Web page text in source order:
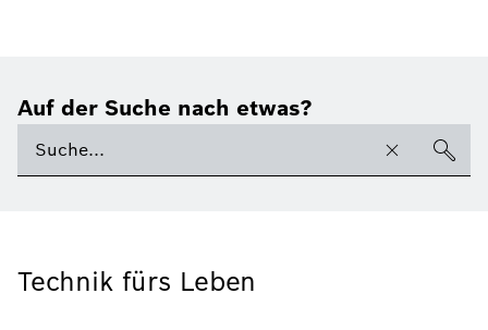
Auf der Suche nach etwas?
Technik fürs Leben